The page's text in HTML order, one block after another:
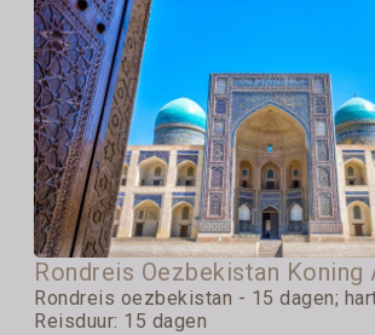
Rondreis Oezbekistan Koning
Rondreis oezbekistan - 15 dagen;
Reisduur: 15 dagen